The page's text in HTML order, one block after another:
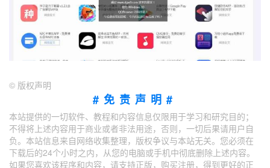
© 版权声明
#免责声明#
本站提供的一切软件、教程和内容信息仅限用于学习和研究目的；
不得将上述内容用于商业或者非法用途，否则，一切后果请用户自
负。本站信息来自网络收集整理，版权争议与本站无关。您必须在
下载后的24个小时之内，从您的电脑或手机中彻底删除上述内容。
如果您喜欢该程序和内容，请支持正版，购买注册，得到更好的正